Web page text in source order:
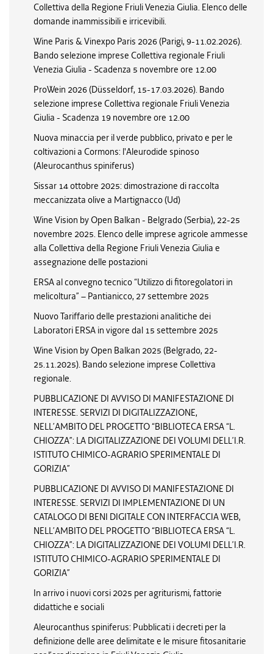
Collettiva della Regione Friuli Venezia Giulia. Elenco delle
domande inammissibili e irricevibili.
Wine Paris & Vinexpo Paris 2026 (Parigi, 9-11.02.2026).
Bando selezione imprese Collettiva regionale Friuli
Venezia Giulia - Scadenza 5 novembre ore 12.00
ProWein 2026 (Düsseldorf, 15-17.03.2026). Bando
selezione imprese Collettiva regionale Friuli Venezia
Giulia - Scadenza 19 novembre ore 12.00
Nuova minaccia per il verde pubblico, privato e per le
coltivazioni a Cormons: l'Aleurodide spinoso
(Aleurocanthus spiniferus)
Sissar 14 ottobre 2025: dimostrazione di raccolta
meccanizzata olive a Martignacco (Ud)
Wine Vision by Open Balkan - Belgrado (Serbia), 22-25
novembre 2025. Elenco delle imprese agricole ammesse
alla Collettiva della Regione Friuli Venezia Giulia e
assegnazione delle postazioni
ERSA al convegno tecnico “Utilizzo di fitoregolatori in
melicoltura” – Pantianicco, 27 settembre 2025
Nuovo Tariffario delle prestazioni analitiche dei
Laboratori ERSA in vigore dal 15 settembre 2025
Wine Vision by Open Balkan 2025 (Belgrado, 22-
25.11.2025). Bando selezione imprese Collettiva
regionale.
PUBBLICAZIONE DI AVVISO DI MANIFESTAZIONE DI
INTERESSE. SERVIZI DI DIGITALIZZAZIONE,
NELL’AMBITO DEL PROGETTO “BIBLIOTECA ERSA “L.
CHIOZZA”: LA DIGITALIZZAZIONE DEI VOLUMI DELL’I.R.
ISTITUTO CHIMICO-AGRARIO SPERIMENTALE DI
GORIZIA”
PUBBLICAZIONE DI AVVISO DI MANIFESTAZIONE DI
INTERESSE. SERVIZI DI IMPLEMENTAZIONE DI UN
CATALOGO DI BENI DIGITALE CON INTERFACCIA WEB,
NELL’AMBITO DEL PROGETTO “BIBLIOTECA ERSA “L.
CHIOZZA”: LA DIGITALIZZAZIONE DEI VOLUMI DELL’I.R.
ISTITUTO CHIMICO-AGRARIO SPERIMENTALE DI
GORIZIA”
In arrivo i nuovi corsi 2025 per agriturismi, fattorie
didattiche e sociali
Aleurocanthus spiniferus: Pubblicati i decreti per la
definizione delle aree delimitate e le misure fitosanitarie